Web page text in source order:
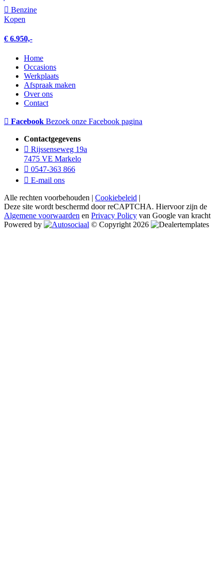
Benzine
Kopen
€ 6.950,-
Home
Occasions
Werkplaats
Afspraak maken
Over ons
Contact
Facebook Bezoek onze Facebook pagina
Contactgegevens
Rijssenseweg 19a
7475 VE Markelo
0547-363 866
E-mail ons
Alle rechten voorbehouden | Cookiebeleid |
Deze site wordt beschermd door reCAPTCHA. Hiervoor zijn de
Algemene voorwaarden en Privacy Policy van Google van kracht
Powered by
© Copyright 2026